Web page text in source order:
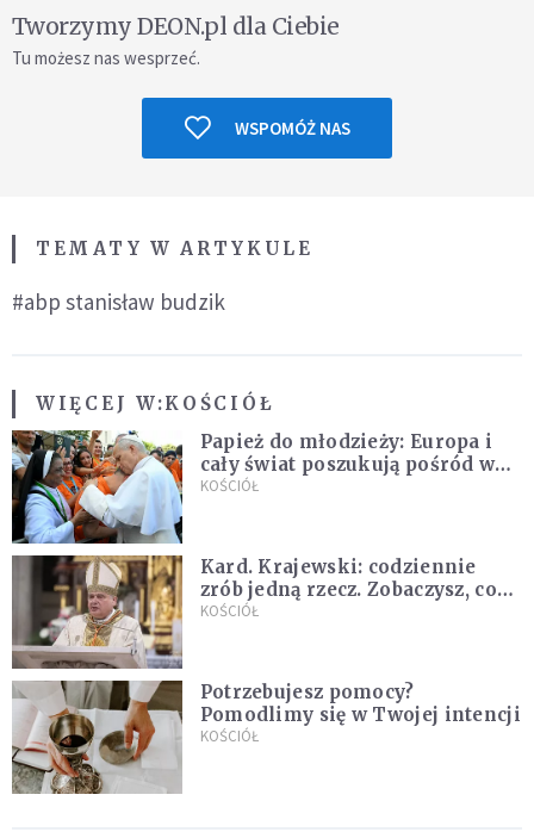
Tworzymy DEON.pl dla Ciebie
Tu możesz nas wesprzeć.
WSPOMÓŻ NAS
TEMATY W ARTYKULE
#abp stanisław budzik
WIĘCEJ W:KOŚCIÓŁ
Papież do młodzieży: Europa i
cały świat poszukują pośród was
nowych świętych
KOŚCIÓŁ
Kard. Krajewski: codziennie
zrób jedną rzecz. Zobaczysz, co
stanie się z twoim życiem
KOŚCIÓŁ
Potrzebujesz pomocy?
Pomodlimy się w Twojej intencji
KOŚCIÓŁ